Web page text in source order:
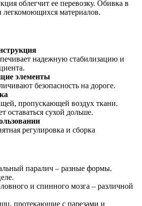
облегчит ее перевозку. Обивка в
материалов.
надежную стабилизацию и
элементы
безопасность на дороге.
пропускающей воздух ткани.
оставаться сухой дольше.
регулировка и сборка
паралич – разные формы.
и спинного мозга – различной
протекающие с парезами и